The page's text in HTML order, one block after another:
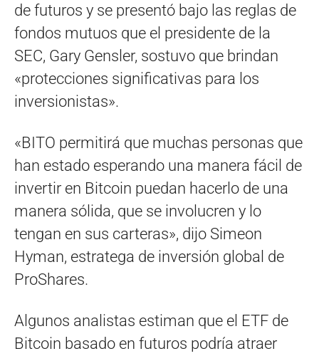
de futuros y se presentó bajo las reglas de
fondos mutuos que el presidente de la
SEC, Gary Gensler, sostuvo que brindan
«protecciones significativas para los
inversionistas».
«BITO permitirá que muchas personas que
han estado esperando una manera fácil de
invertir en Bitcoin puedan hacerlo de una
manera sólida, que se involucren y lo
tengan en sus carteras», dijo Simeon
Hyman, estratega de inversión global de
ProShares.
Algunos analistas estiman que el ETF de
Bitcoin basado en futuros podría atraer